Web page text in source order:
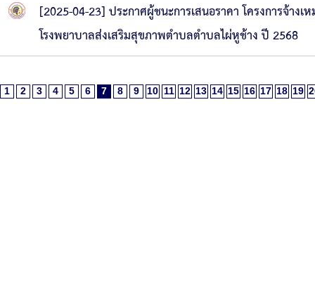
[2025-04-23] ประกาศผู้ชนะการเสนอราคา โครงการจ้าง
โรงพยาบาลส่งเสริมสุขภาพตำบลตำบลไผ่หูช้าง ปี 2568
1 2 3 4 5 6 7 8 9 10 11 12 13 14 15 16 17 18 19